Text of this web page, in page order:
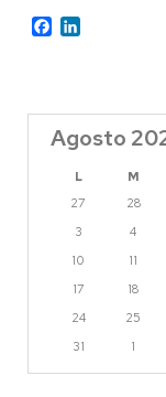
Facebook
Agosto
L M
27
28
3
4
10
11
17
18
24
25
31
1